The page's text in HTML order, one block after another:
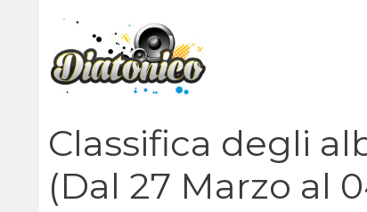
contenuto
Classifica degli
(Dal 27 Marzo al